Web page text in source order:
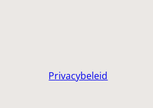
Privacybeleid